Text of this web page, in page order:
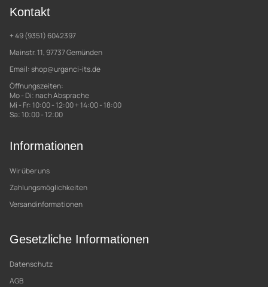
Kontakt
+ 49 (9351) 6042397
Mainstr. 11, 97737 Gemünden
Email:shop@urganci-its.de
Öffnungszeiten:
Mo - Di: nach Absprache
Mi - Fr: 10:00 - 12:00 + 14:00 - 18:00
Sa: 10:00 - 12:00
Informationen
Wir über uns
Zahlungsmöglichkeiten
Versandinformationen
Gesetzliche Informationen
Datenschutz
AGB